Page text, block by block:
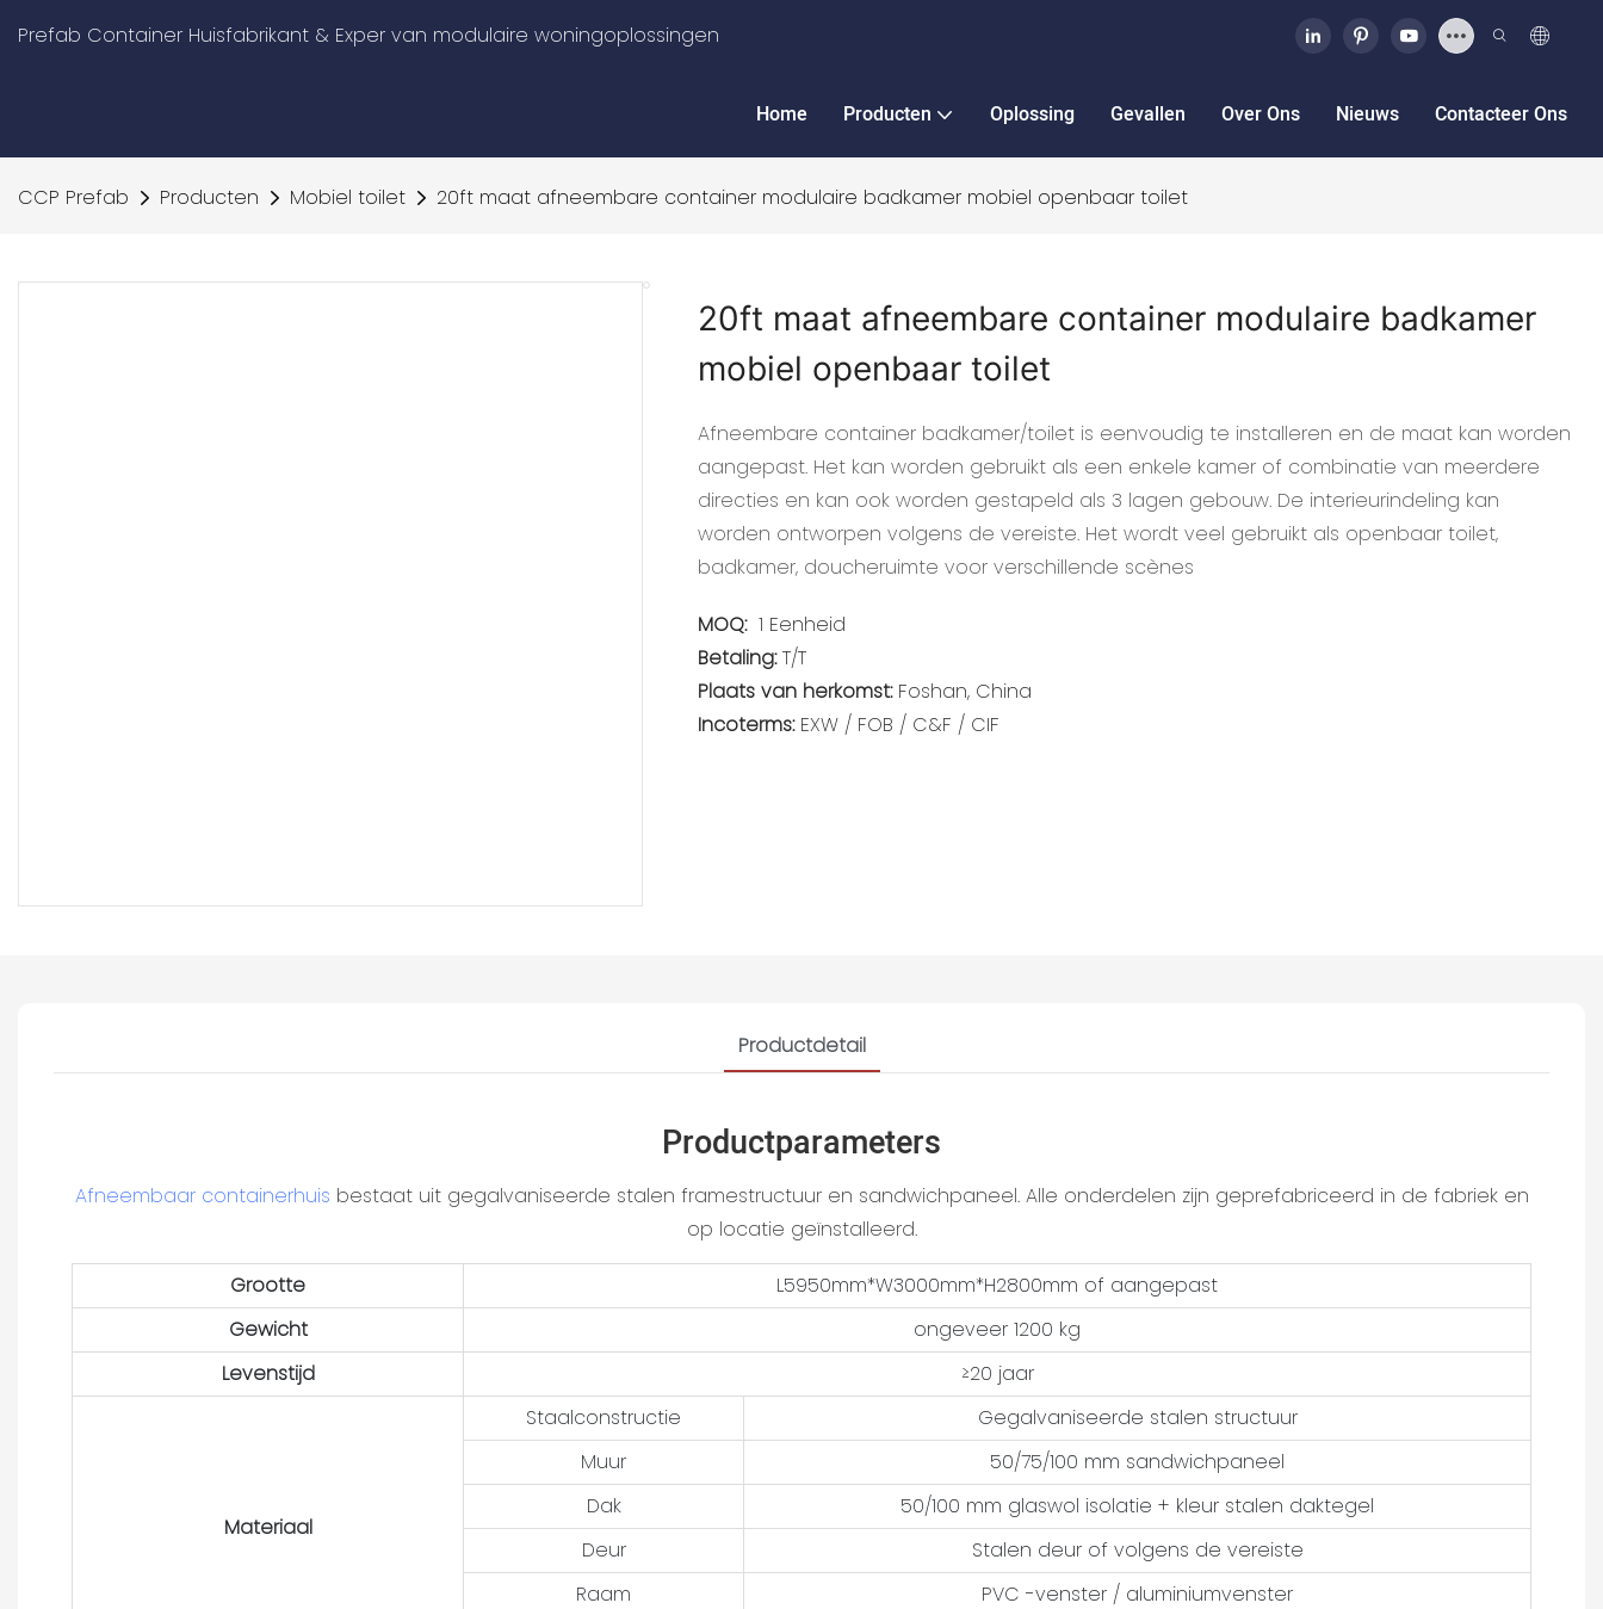
Prefab Container Huisfabrikant & Exper van modulaire woningoplossingen
Home Producten Oplossing Gevallen Over Ons Nieuws Contacteer Ons
CCP Prefab Producten Mobiel toilet 20ft maat afneembare container modulaire badkamer mobiel openbaar toilet
20ft maat afneembare container modulaire badkamer
mobiel openbaar toilet
Afneembare container badkamer/toilet is eenvoudig te installeren en de maat kan worden
aangepast. Het kan worden gebruikt als een enkele kamer of combinatie van meerdere
directies en kan ook worden gestapeld als 3 lagen gebouw. De interieurindeling kan
worden ontworpen volgens de vereiste. Het wordt veel gebruikt als openbaar toilet,
badkamer, doucheruimte voor verschillende scènes
MOQ: 1 Eenheid
Betaling:T/T
Plaats van herkomst: Foshan, China
Incoterms: EXW / FOB / C&F / CIF
Productdetail
Productparameters
Afneembaar containerhuis bestaat uit gegalvaniseerde stalen framestructuur en sandwichpaneel. Alle onderdelen zijn geprefabriceerd in de fabriek en
op locatie geïnstalleerd.
Grootte
L5950mm*W3000mm*H2800mm of aangepast
Gewicht
ongeveer 1200 kg
Levenstijd
≥20 jaar
Materiaal
Staalconstructie
Gegalvaniseerde stalen structuur
Muur
50/75/100 mm sandwichpaneel
Dak
50/100 mm glaswol isolatie + kleur stalen daktegel
Deur
Stalen deur of volgens de vereiste
Raam
PVC -venster / aluminiumvenster